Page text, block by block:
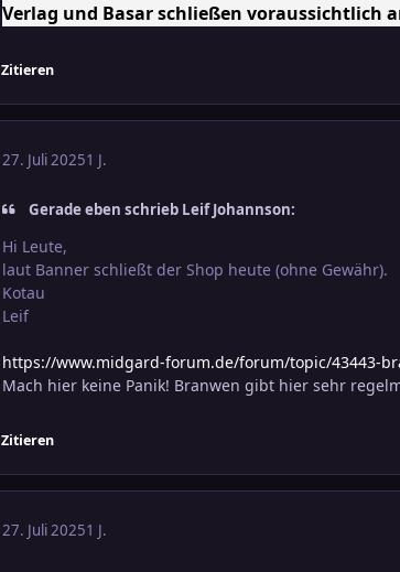
Verlag und Basar schließen voraussichtlich
Zitieren
27. Juli 20251 J.
Gerade eben schrieb Leif Johannson:
Hi Leute,
laut Banner schließt der Shop heute (ohne Gewähr).
Kotau
Leif
https://www.midgard-forum.de/forum/topic/43443-
Mach hier keine Panik! Branwen gibt hier sehr
Zitieren
27. Juli 20251 J.